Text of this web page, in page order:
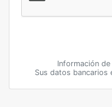
Información
Sus datos bancarios